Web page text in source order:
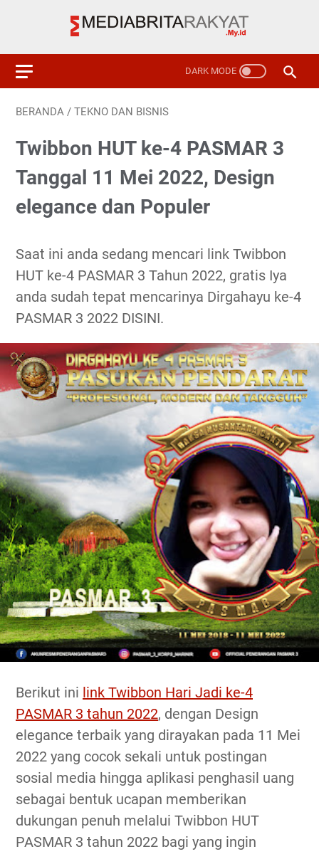
BERANDA / TEKNO DAN BISNIS
Twibbon HUT ke-4 PASMAR 3
Tanggal 11 Mei 2022, Design
elegance dan Populer
Saat ini anda sedang mencari link Twibbon
HUT ke-4 PASMAR 3 Tahun 2022, gratis Iya
anda sudah tepat mencarinya Dirgahayu ke-4
PASMAR 3 2022 DISINI.
Berikut ini link Twibbon Hari Jadi ke-4
PASMAR 3 tahun 2022, dengan Design
elegance terbaik yang dirayakan pada 11 Mei
2022 yang cocok sekali untuk postingan
sosial media hingga aplikasi penghasil uang
sebagai bentuk ucapan memberikan
dukungan penuh melalui Twibbon HUT
PASMAR 3 tahun 2022 bagi yang ingin